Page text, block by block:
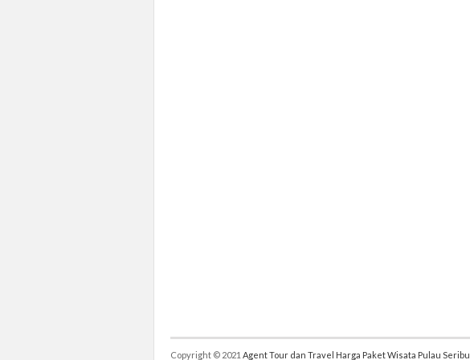
Copyright © 2021 Agent Tour dan Travel Harga Paket Wisata Pulau Seribu